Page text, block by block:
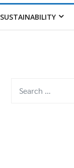
SUSTAINABILITY